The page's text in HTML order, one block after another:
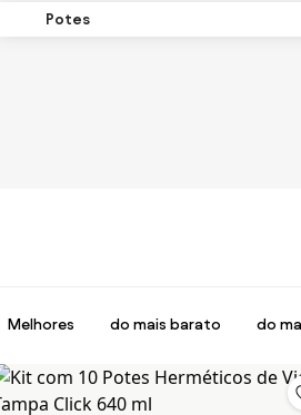
Potes
Melhores do mais barato do